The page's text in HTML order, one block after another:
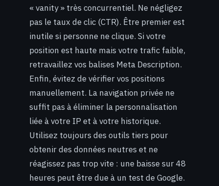
« vanity » très concurrentiel. Ne négligez
pas le taux de clic (CTR). Être premier est
inutile si personne ne clique. Si votre
position est haute mais votre trafic faible,
retravaillez vos balises Meta Description.
Enfin, évitez de vérifier vos positions
manuellement. La navigation privée ne
suffit pas à éliminer la personnalisation
liée à votre IP et à votre historique.
Utilisez toujours des outils tiers pour
obtenir des données neutres et ne
réagissez pas trop vite : une baisse sur 48
heures peut être due à un test de Google.